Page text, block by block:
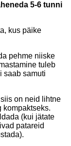
5-6 tunni
kus päike
pehme niiske
tuleb
saab samuti
on neid lihtne
kompaktseks.
(kui jätate
patareid